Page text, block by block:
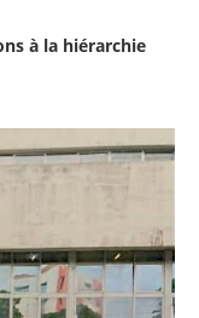
à la hiérarchie